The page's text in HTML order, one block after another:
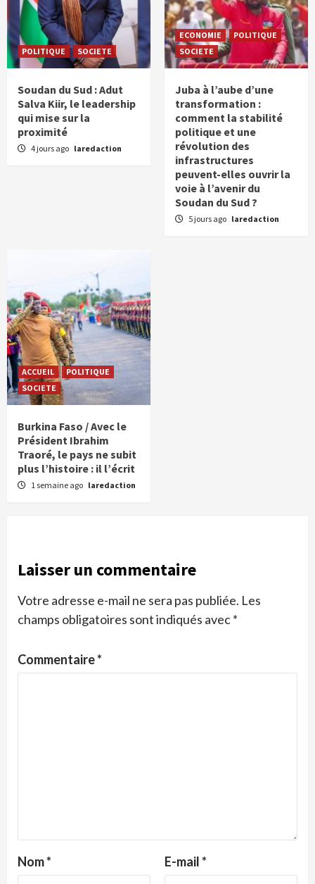
POLITIQUE SOCIETE
Soudan du Sud : Adut
Salva Kiir, le leadership
qui mise sur la
proximité
4 jours ago laredaction
ECONOMIE
POLITIQUE
SOCIETE
Juba à l’aube d’une
transformation :
comment la stabilité
politique et une
révolution des
infrastructures
peuvent-elles ouvrir la
voie à l’avenir du
Soudan du Sud ?
5 jours ago laredaction
ACCUEIL
POLITIQUE
SOCIETE
Burkina Faso / Avec le
Président Ibrahim
Traoré, le pays ne subit
plus l’histoire : il l’écrit
1 semaine ago laredaction
Laisser un commentaire
Votre adresse e-mail ne sera pas publiée. Les
champs obligatoires sont indiqués avec*
Commentaire*
Nom* E-mail*